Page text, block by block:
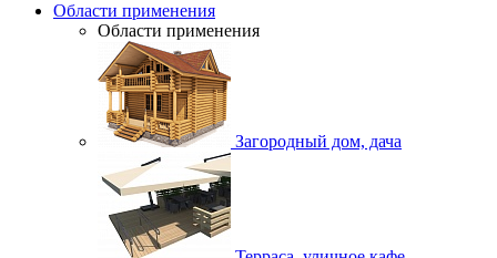
Области применения
Области применения
Загородный дом, дача